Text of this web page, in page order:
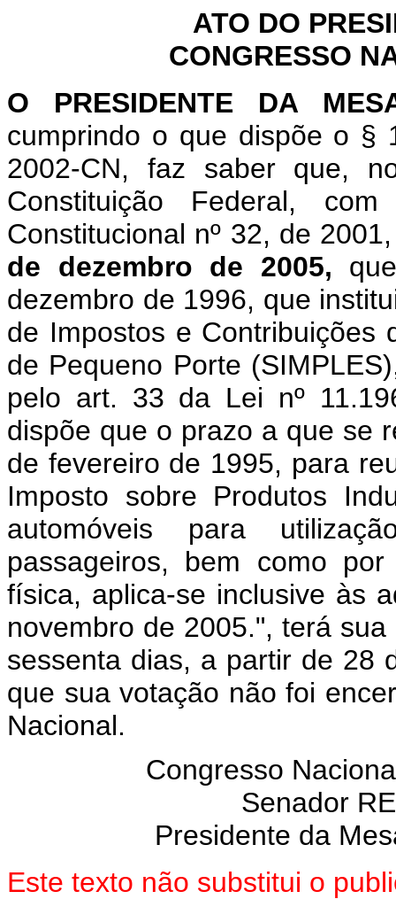
ATO DO
CONGRESSO
O PRESIDENTE DA
cumprindo o que dispõe o §
2002-CN, faz saber que,
Constituição Federal,
Constitucional nº 32, de
de dezembro de 2005,
dezembro de 1996, que
de Impostos e Contribuições
de Pequeno Porte
pelo art. 33 da Lei nº
dispõe que o prazo a que se
de fevereiro de 1995, para
Imposto sobre Produtos
automóveis para
passageiros, bem como
física, aplica-se inclusive às
novembro de 2005.", terá
sessenta dias, a partir de 28
que sua votação não foi
Nacional.
Congresso
Senador
Presidente da
Este texto não substitui o